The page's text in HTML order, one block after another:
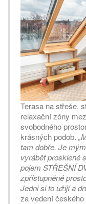
Terasa na střeše,
relaxační zóny
svobodného
krásných podob.
tam dobře. Je
vyrábět prosklené
pojem STŘEŠNÍ
zpřístupněné
Jedni si to užijí a
za vedení